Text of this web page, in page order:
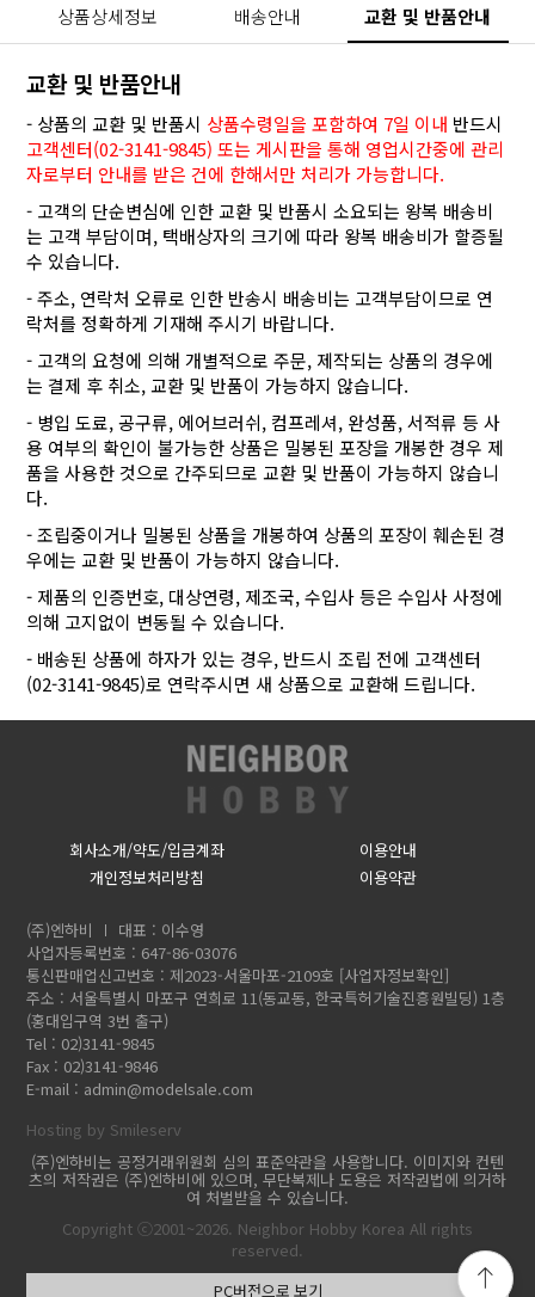
상품상세정보 배송안내 교환 및 반품안내
교환 및 반품안내
- 상품의 교환 및 반품시 상품수령일을 포함하여 7일 이내 반드시
고객센터(02-3141-9845) 또는 게시판을 통해 영업시간중에 관리
자로부터 안내를 받은 건에 한해서만 처리가 가능합니다.
- 고객의 단순변심에 인한 교환 및 반품시 소요되는 왕복 배송비
는 고객 부담이며, 택배상자의 크기에 따라 왕복 배송비가 할증될
수 있습니다.
- 주소, 연락처 오류로 인한 반송시 배송비는 고객부담이므로 연
락처를 정확하게 기재해 주시기 바랍니다.
- 고객의 요청에 의해 개별적으로 주문, 제작되는 상품의 경우에
는 결제 후 취소, 교환 및 반품이 가능하지 않습니다.
- 병입 도료, 공구류, 에어브러쉬, 컴프레셔, 완성품, 서적류 등 사
용 여부의 확인이 불가능한 상품은 밀봉된 포장을 개봉한 경우 제
품을 사용한 것으로 간주되므로 교환 및 반품이 가능하지 않습니
다.
- 조립중이거나 밀봉된 상품을 개봉하여 상품의 포장이 훼손된 경
우에는 교환 및 반품이 가능하지 않습니다.
- 제품의 인증번호, 대상연령, 제조국, 수입사 등은 수입사 사정에
의해 고지없이 변동될 수 있습니다.
- 배송된 상품에 하자가 있는 경우, 반드시 조립 전에 고객센터
(02-3141-9845)로 연락주시면 새 상품으로 교환해 드립니다.
회사소개/약도/입금계좌
이용안내
개인정보처리방침
이용약관
(주)엔하비
대표 : 이수영
사업자등록번호 : 647-86-03076
통신판매업신고번호 : 제2023-서울마포-2109호 [사업자정보확인]
주소 : 서울특별시 마포구 연희로 11(동교동, 한국특허기술진흥원빌딩) 1층
(홍대입구역 3번 출구)
Tel : 02)3141-9845
Fax : 02)3141-9846
E-mail : admin@modelsale.com
Hosting by Smileserv
(주)엔하비는 공정거래위원회 심의 표준약관을 사용합니다. 이미지와 컨텐
츠의 저작권은 (주)엔하비에 있으며, 무단복제나 도용은 저작권법에 의거하
여 처벌받을 수 있습니다.
Copyright ⓒ2001~2026. Neighbor Hobby Korea All rights
reserved.
PC버전으로 보기